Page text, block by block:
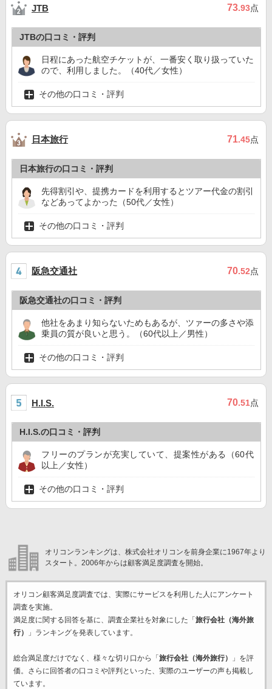
JTB 73.93点
JTBの口コミ・評判
日程にあった航空チケットが、一番安く取り扱っていた
ので、利用しました。（40代／女性）
その他の口コミ・評判
日本旅行 71.45点
日本旅行の口コミ・評判
先得割引や、提携カードを利用するとツアー代金の割引
などあってよかった（50代／女性）
その他の口コミ・評判
阪急交通社 70.52点
阪急交通社の口コミ・評判
他社をあまり知らないためもあるが、ツァーの多さや添
乗員の質が良いと思う。（60代以上／男性）
その他の口コミ・評判
H.I.S. 70.51点
H.I.S.の口コミ・評判
フリーのプランが充実していて、提案性がある（60代
以上／女性）
その他の口コミ・評判
オリコンランキングは、株式会社オリコンを前身企業に1967年より
スタート。2006年からは顧客満足度調査を開始。
オリコン顧客満足度調査では、実際にサービスを利用した 人にアンケート
調査を実施。
満足度に関する回答を基に、調査企業社を対象にした「 旅行会社（海外旅
行）
」ランキングを発表しています。
総合満足度だけでなく、様々な切り口から「 旅行会社（海外旅行）
」を評
価。さらに回答者の口コミや評判といった、実際のユーザーの声も掲載し
ています。